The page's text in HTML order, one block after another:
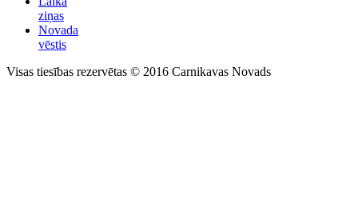
ziņas
Novada
vēstis
Visas tiesības rezervētas © 2016 Carnikavas Novads